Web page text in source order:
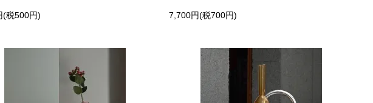
(税500円) 7,700円(税700円)